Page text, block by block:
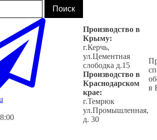
Производство в
Крыму:
г.Керчь,
ул.Цементная
слободка д.15
Производство в
Краснодарском
крае:
г.Темрюк
ул.Промышленная,
д. 30
в